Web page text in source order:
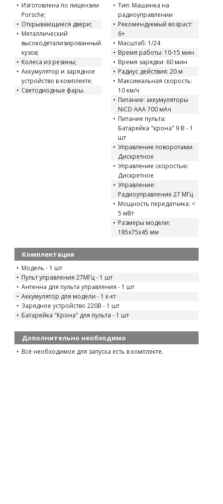
Изготовлена по лицензии
Porsche;
Открывающиеся двери;
Металлический
высокодетализированный
кузов;
Колеса из резины;
Аккумулятор и зарядное
устройство в комплекте;
Светодиодные фары.
Тип: Машинка на
радиоуправлении
Рекомендуемый возраст:
6+
Масштаб: 1/24
Время работы: 10-15 мин
Время зарядки: 60 мин
Радиус действия: 20 м
Максимальная скорость:
10 км/ч
Питание: аккумуляторы
NiCD AAA 700 мАч
Питание пульта:
Батарейка "крона" 9 В - 1
шт
Управление поворотами:
Дискретное
Управление скоростью:
Дискретное
Управление:
Радиоуправление 27 МГц
Мощность передатчика: <
5 мВт
Размеры модели:
185x75x45 мм
Комплектация
Модель - 1 шт
Пульт управления 27МГц - 1 шт
Антенна для пульта управления - 1 шт
Аккумулятор для модели - 1 к-кт
Зарядное устройство 220В - 1 шт
Батарейка "Крона" для пульта - 1 шт
Дополнительно необходимо
Всё необходимое для запуска есть в комплекте.